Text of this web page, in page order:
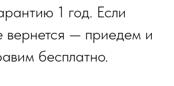
1 год. Если
вернется — приедем и
бесплатно.